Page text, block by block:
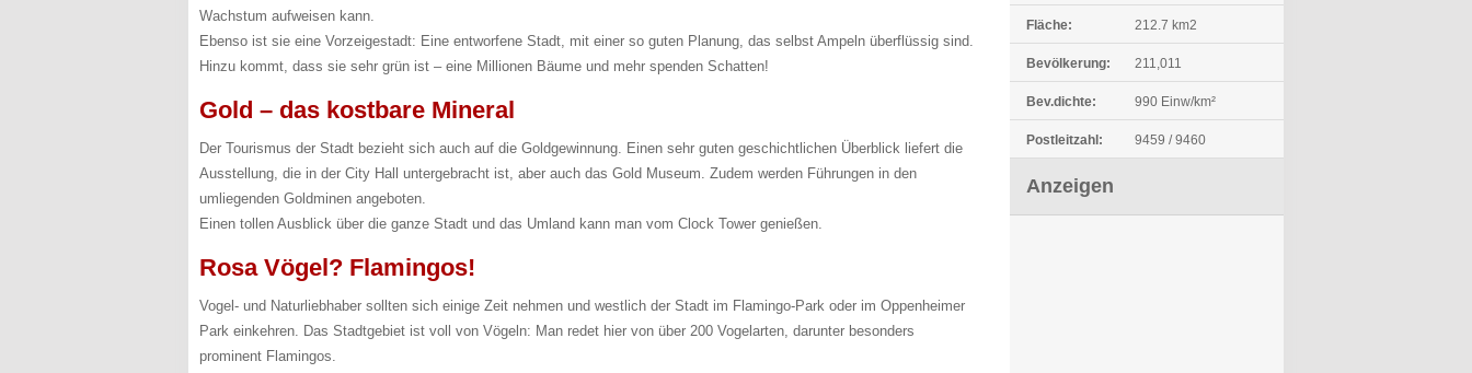
Wachstum aufweisen kann.
Ebenso ist sie eine Vorzeigestadt: Eine entworfene Stadt, mit einer so guten Planung, das selbst Ampeln überflüssig sind.
Hinzu kommt, dass sie sehr grün ist – eine Millionen Bäume und mehr spenden Schatten!
Gold – das kostbare Mineral
Der Tourismus der Stadt bezieht sich auch auf die Goldgewinnung. Einen sehr guten geschichtlichen Überblick liefert die
Ausstellung, die in der City Hall untergebracht ist, aber auch das Gold Museum. Zudem werden Führungen in den
umliegenden Goldminen angeboten.
Einen tollen Ausblick über die ganze Stadt und das Umland kann man vom Clock Tower genießen.
Rosa Vögel? Flamingos!
Vogel- und Naturliebhaber sollten sich einige Zeit nehmen und westlich der Stadt im Flamingo-Park oder im Oppenheimer
Park einkehren. Das Stadtgebiet ist voll von Vögeln: Man redet hier von über 200 Vogelarten, darunter besonders
prominent Flamingos.
Fläche: 212.7 km2
Bevölkerung: 211,011
Bev.dichte: 990 Einw/km²
Postleitzahl: 9459 / 9460
Anzeigen